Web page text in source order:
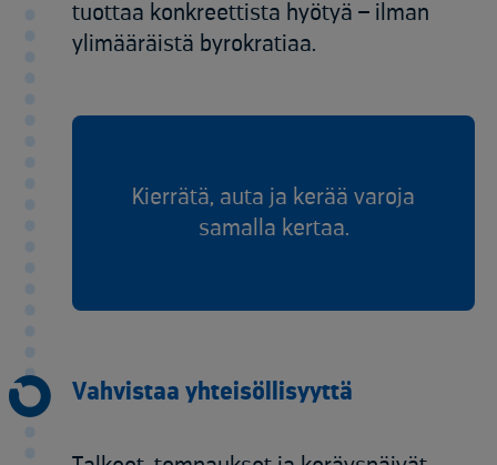
tuottaa konkreettista hyötyä – ilman
ylimääräistä byrokratiaa.
Kierrätä, auta ja kerää varoja
samalla kertaa.
Vahvistaa yhteisöllisyyttä